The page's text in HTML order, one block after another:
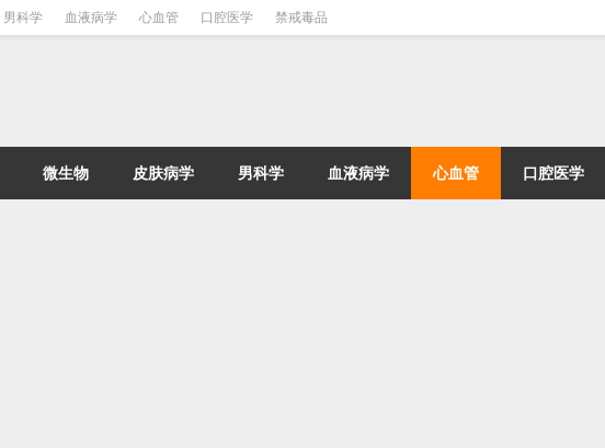
男科学 血液病学 心血管 口腔医学 禁戒毒品
微生物 皮肤病学 男科学 血液病学 心血管 口腔医学